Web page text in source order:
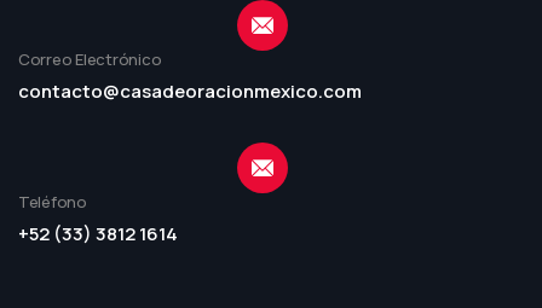
Correo Electrónico
contacto@casadeoracionmexico.com
Teléfono
+52 (33) 3812 1614